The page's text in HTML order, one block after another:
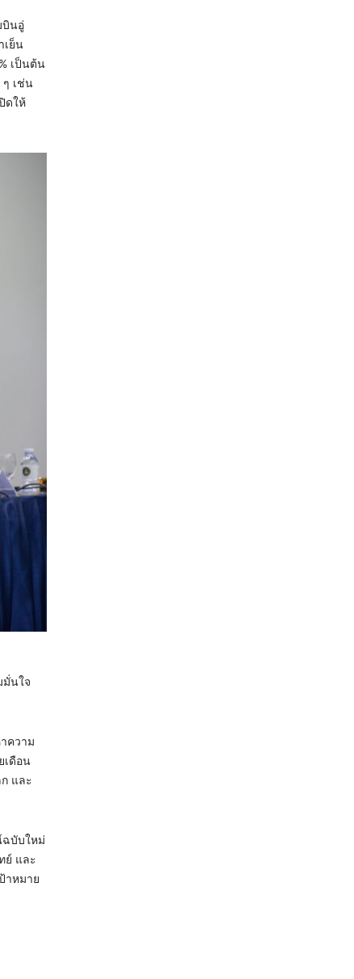
บินอู่
เย็น
เป็นต้น
ๆ เช่น
ดให้
มั่นใจ
ความ
เดือน
และ
บับใหม่
ย์ และ
าหมาย